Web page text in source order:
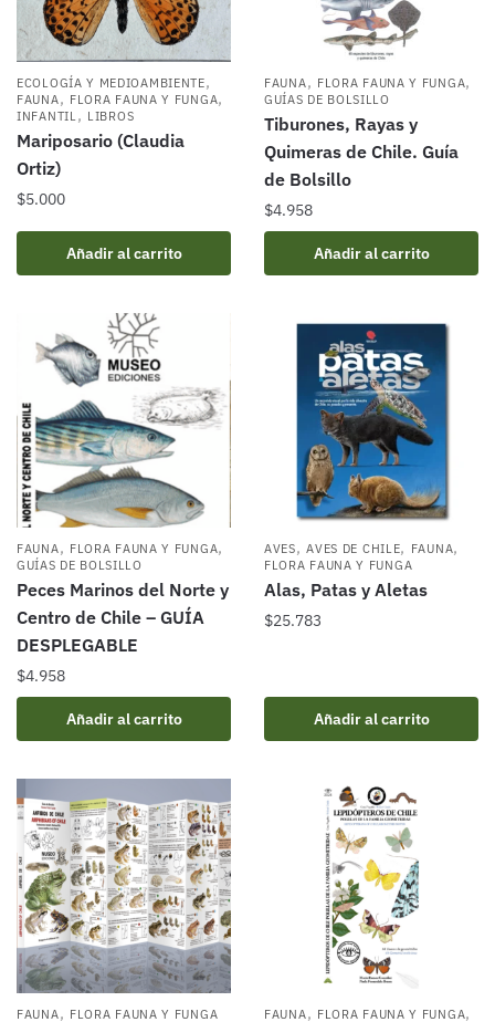
ECOLOGÍA Y MEDIOAMBIENTE,
FAUNA, FLORA FAUNA Y FUNGA,
INFANTIL , LIBROS
Mariposario (Claudia
Ortiz)
$5.000
Añadir al carrito
FAUNA, FLORA FAUNA Y FUNGA,
GUÍAS DE BOLSILLO
Tiburones, Rayas y
Quimeras de Chile. Guía
de Bolsillo
$4.958
Añadir al carrito
FAUNA, FLORA FAUNA Y FUNGA,
GUÍAS DE BOLSILLO
Peces Marinos del Norte y
Centro de Chile – GUÍA
DESPLEGABLE
$4.958
Añadir al carrito
AVES,AVES DE CHILE, FAUNA,
FLORA FAUNA Y FUNGA
Alas, Patas y Aletas
$25.783
Añadir al carrito
FAUNA, FLORA FAUNA Y FUNGA FAUNA, FLORA FAUNA Y FUNGA,